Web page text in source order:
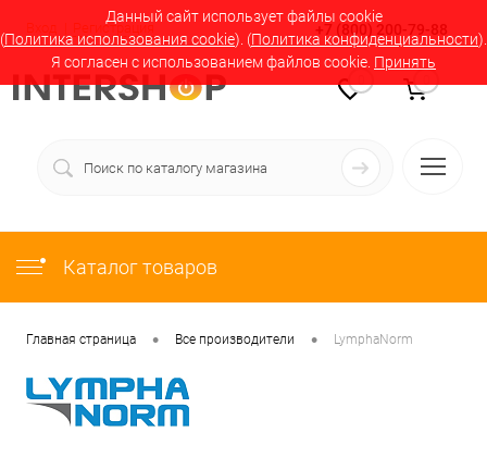
Данный сайт использует файлы cookie
(Политика использования cookie). (Политика конфиденциальности).
Я согласен с использованием файлов cookie. Принять
Вход Регистрация +7 (800) 200-79-88
Каталог товаров
Главная страница • Все производители • LymphaNorm